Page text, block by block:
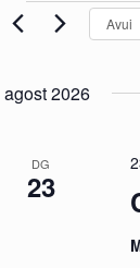
Esdeveniments
Avui
agost 2026
DG
23